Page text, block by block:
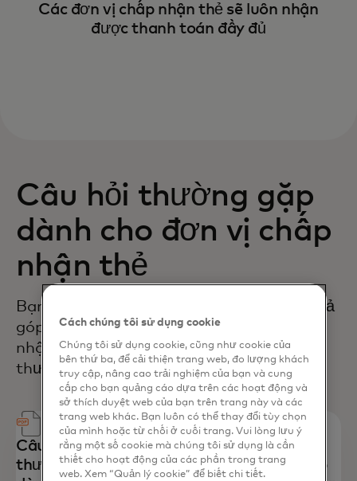
Các đơn vị chấp nhận thẻ sẽ luôn nhận
được thanh toán đầy đủ
Câu hỏi thường gặp
dành cho đơn vị chấp
nhận thẻ
Bạn có thắc mắc về cách Chương trình trả
góp Mastercard áp dụng cho đơn vị chấp
nhận thẻ không? Xem lại các câu hỏi
thường gặp cho khu vực của bạn.
Câu hỏi
thường gặp
Câu hỏi
thường gặp
Câu hỏi
thường gặp
Cách chúng tôi sử dụng cookie
Chúng tôi sử dụng cookie, cũng như cookie của
bên thứ ba, để cải thiện trang web, đo lượng khách
truy cập, nâng cao trải nghiệm của bạn và cung
cấp cho bạn quảng cáo dựa trên các hoạt động và
sở thích duyệt web của bạn trên trang này và các
trang web khác. Bạn luôn có thể thay đổi tùy chọn
của mình hoặc từ chối ở cuối trang. Vui lòng lưu ý
rằng một số cookie mà chúng tôi sử dụng là cần
thiết cho hoạt động của các phần trong trang
web. Xem “Quản lý cookie” để biết chi tiết.